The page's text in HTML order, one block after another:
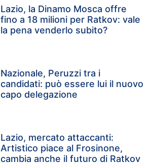
Lazio, la Dinamo Mosca offre
fino a 18 milioni per Ratkov: vale
la pena venderlo subito?
Nazionale, Peruzzi tra i
candidati: può essere lui il nuovo
capo delegazione
Lazio, mercato attaccanti:
Artistico piace al Frosinone,
cambia anche il futuro di Ratkov